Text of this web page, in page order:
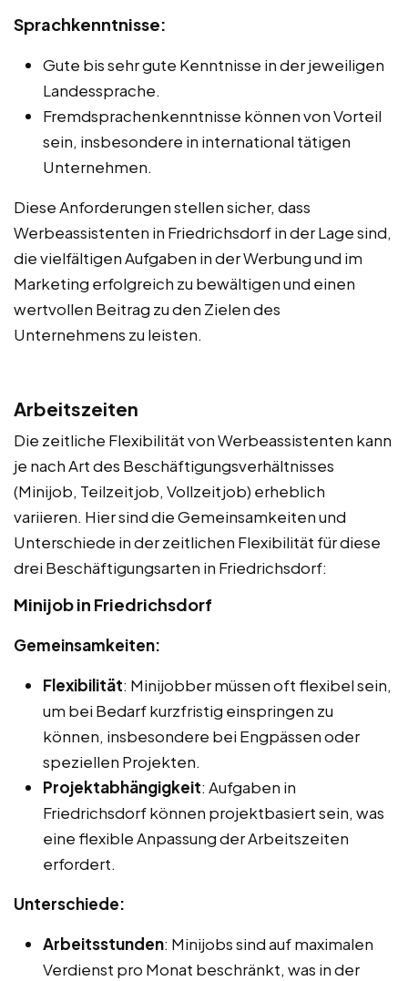
Sprachkenntnisse:
Gute bis sehr gute Kenntnisse in der jeweiligen
Landessprache.
Fremdsprachenkenntnisse können von Vorteil
sein, insbesondere in international tätigen
Unternehmen.
Diese Anforderungen stellen sicher, dass
Werbeassistenten in Friedrichsdorf in der Lage sind,
die vielfältigen Aufgaben in der Werbung und im
Marketing erfolgreich zu bewältigen und einen
wertvollen Beitrag zu den Zielen des
Unternehmens zu leisten.
Arbeitszeiten
Die zeitliche Flexibilität von Werbeassistenten kann
je nach Art des Beschäftigungsverhältnisses
(Minijob, Teilzeitjob, Vollzeitjob) erheblich
variieren. Hier sind die Gemeinsamkeiten und
Unterschiede in der zeitlichen Flexibilität für diese
drei Beschäftigungsarten in Friedrichsdorf:
Minijob in Friedrichsdorf
Gemeinsamkeiten:
Flexibilität: Minijobber müssen oft flexibel sein,
um bei Bedarf kurzfristig einspringen zu
können, insbesondere bei Engpässen oder
speziellen Projekten.
Projektabhängigkeit: Aufgaben in
Friedrichsdorf können projektbasiert sein, was
eine flexible Anpassung der Arbeitszeiten
erfordert.
Unterschiede:
Arbeitsstunden: Minijobs sind auf maximalen
Verdienst pro Monat beschränkt, was in der